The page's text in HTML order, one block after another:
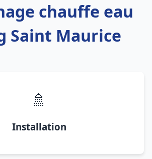
chauffe eau
Saint Maurice
🚿
Installation